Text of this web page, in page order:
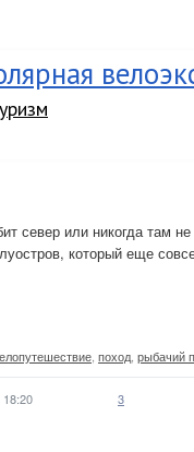
север или никогда там
который еще
поход рыбачий
18:20 3